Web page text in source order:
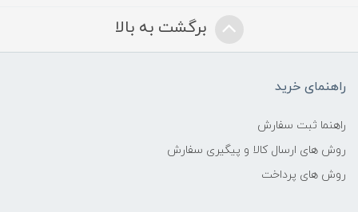
برگشت به بالا
راهنمای خرید
راهنما ثبت سفارش
روش های ارسال کالا و پیگیری سفارش
روش های پرداخت